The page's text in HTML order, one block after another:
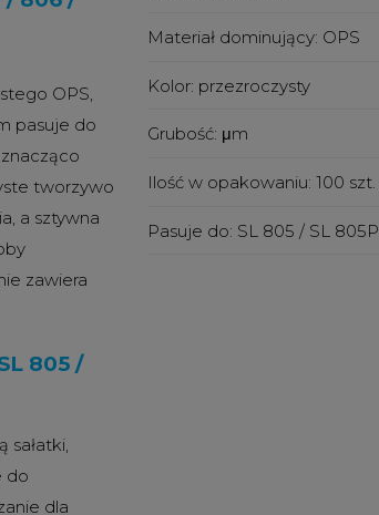
OPS,
pasuje do
tworzywo
a sztywna
zawiera
805 /
sałatki,
do
dla
Materiał dominujący: OPS
Kolor: przezroczysty
Grubość: μm
Ilość w opakowaniu: 100 szt.
Pasuje do: SL 805 / SL